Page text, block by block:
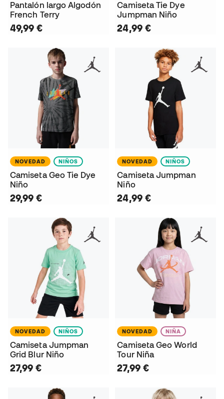
Pantalón largo Algodón
French Terry
49,99 €
Camiseta Tie Dye
Jumpman Niño
24,99 €
NOVEDAD NIÑOS
Camiseta Geo Tie Dye
Niño
29,99 €
NOVEDAD NIÑOS
Camiseta Jumpman
Niño
24,99 €
NOVEDAD NIÑOS
Camiseta Jumpman
Grid Blur Niño
27,99 €
NOVEDAD NIÑA
Camiseta Geo World
Tour Niña
27,99 €